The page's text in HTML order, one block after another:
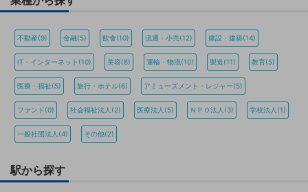
不動産(9) 金融(5) 飲食(10) 流通・小売(12) 建設・建築(14)
IT・インターネット(10) 美容(8) 運輸・物流(10) 製造(11) 教育(5)
医療・福祉(5) 旅行・ホテル(6) アミューズメント・レジャー(5)
ファンド(0) 社会福祉法人(2) 医療法人(5) ＮＰＯ法人(3) 学校法人(1)
一般社団法人(4) その他(2)
駅から探す